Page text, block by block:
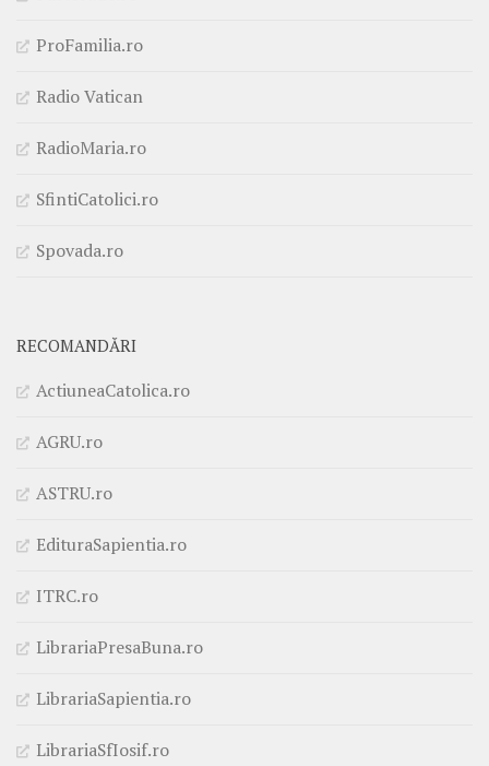
ProFamilia.ro
Radio Vatican
RadioMaria.ro
SfintiCatolici.ro
Spovada.ro
RECOMANDĂRI
ActiuneaCatolica.ro
AGRU.ro
ASTRU.ro
EdituraSapientia.ro
ITRC.ro
LibrariaPresaBuna.ro
LibrariaSapientia.ro
LibrariaSfIosif.ro